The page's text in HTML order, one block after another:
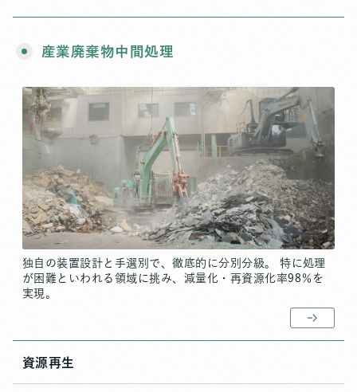
産業廃棄物中間処理
独自の装置設計と手選別で、徹底的に分別分級。
特に処理
が困難といわれる領域に挑み、減量化・再資源化率98％を
実現。
資源再生